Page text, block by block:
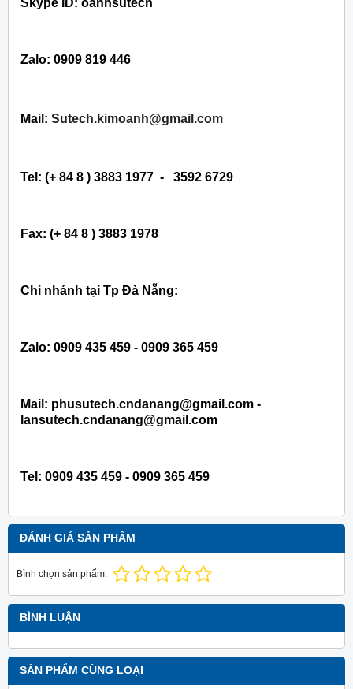
Zalo: 0909 819 446
Mail: Sutech.kimoanh@gmail.com
Tel: (+ 84 8 ) 3883 1977 - 3592 6729
Fax: (+ 84 8 ) 3883 1978
Chi nhánh tại Tp Đà Nẵng:
Zalo: 0909 435 459 - 0909 365 459
Mail: phusutech.cndanang@gmail.com -
lansutech.cndanang@gmail.com
Tel: 0909 435 459 - 0909 365 459
ĐÁNH GIÁ SẢN PHẨM
Bình chọn sản phẩm:
BÌNH LUẬN
SẢN PHẨM CÙNG LOẠI